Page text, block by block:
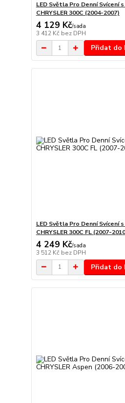
LED Světla Pro Denní Svícení
CHRYSLER 300C (2004-2007)
4 129 Kč/sada
3 412 Kč bez DPH
Přidat do
LED Světla Pro Denní Svícení
CHRYSLER 300C FL (2007-
4 249 Kč/sada
3 512 Kč bez DPH
Přidat do